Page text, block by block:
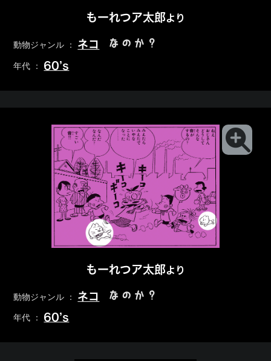
もーれつア太郎より
動物ジャンル ： ネコ なのか？
年代 ： 60’s
もーれつア太郎より
動物ジャンル ： ネコ なのか？
年代 ： 60’s